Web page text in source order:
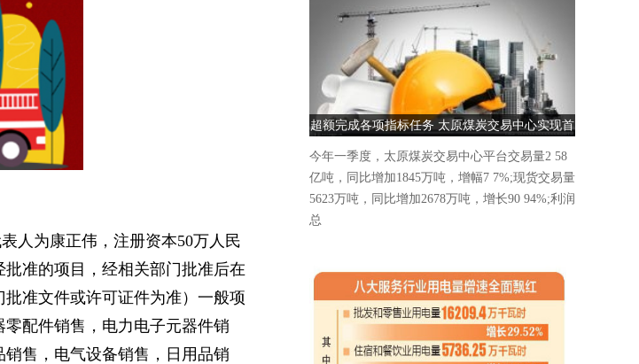
人为康正伟，注册资本50万人民
准的项目，经相关部门批准后在
准文件或许可证件为准）一般项
配件销售，电力电子元器件销
售，电气设备销售，日用品销
超额完成各项指标任务 太原煤炭交易中心实现首
季“开门红”
今年一季度，太原煤炭交易中心平台交易量2 58
亿吨，同比增加1845万吨，增幅7 7%;现货交易量
5623万吨，同比增加2678万吨，增长90 94%;利润
总